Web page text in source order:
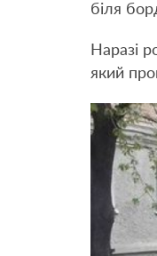
біля
Наразі
який